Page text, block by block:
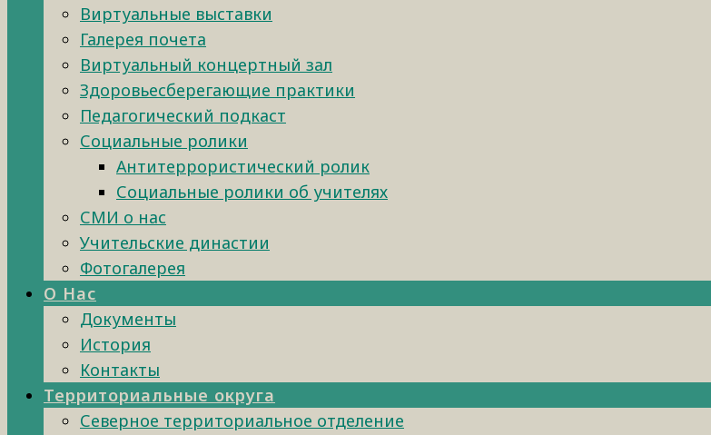
Виртуальные выставки
Галерея почета
Виртуальный концертный зал
Здоровьесберегающие практики
Педагогический подкаст
Социальные ролики
Антитеррористический ролик
Социальные ролики об учителях
СМИ о нас
Учительские династии
Фотогалерея
О Нас
Документы
История
Контакты
Территориальные округа
Северное территориальное отделение